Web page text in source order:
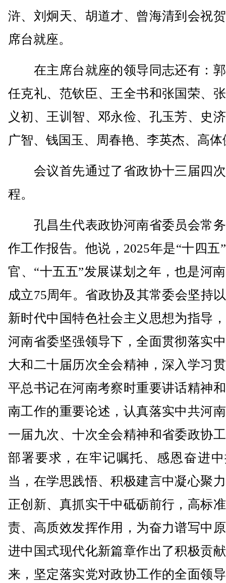
浒、刘炯天、胡道才、曾海清到会祝
席台就座。
在主席台就座的领导同志还有：
任克礼、范钦臣、王全书和张国荣、
义初、王训智、邓永俭、孔玉芳、史
广智、钱国玉、周春艳、李英杰、高体
会议首先通过了省政协十三届四
程。
孔昌生代表政协河南省委员会常
作工作报告。他说，2025年是“十四五
官、“十五五”发展谋划之年，也是河
成立75周年。省政协及其常委会坚持
新时代中国特色社会主义思想为指导
河南省委坚强领导下，全面贯彻落实
大和二十届历次全会精神，深入学习
平总书记在河南考察时重要讲话精神
南工作的重要论述，认真落实中共河
一届九次、十次全会精神和省委政协
部署要求，在牢记嘱托、感恩奋进
当，在学思践悟、积极建言中凝心聚
正创新、真抓实干中砥砺前行，高标
责、高质效发挥作用，为奋力谱写中
进中国式现代化新篇章作出了积极贡
来，坚定落实党对政协工作的全面领